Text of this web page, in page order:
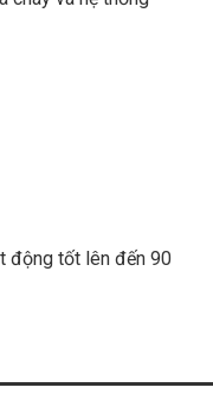
động tốt lên đến 90